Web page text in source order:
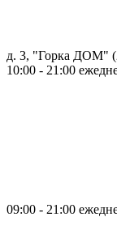
д. 3, "Горка ДОМ"
10:00 - 21:00
09:00 - 21:00